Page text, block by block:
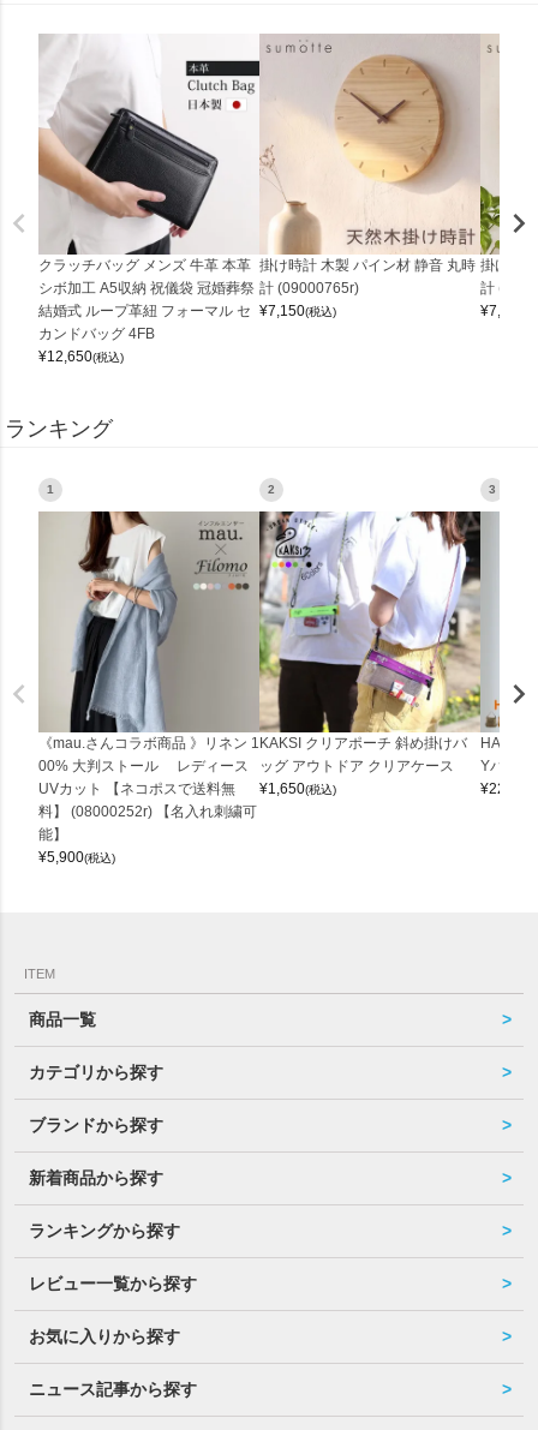
クラッチバッグ メンズ 牛革 本革
シボ加工 A5収納 祝儀袋 冠婚葬祭
結婚式 ループ革紐 フォーマル セ
カンドバッグ 4FB
¥12,650(税込)
掛け時計 木製 パイン材 静音 丸時
計 (09000765r)
¥7,150(税込)
掛け時
計
¥7,150
ランキング
1
《mau.さんコラボ商品 》リネン 1
00% 大判ストール レディース
UVカット 【ネコポスで送料無
料】 (08000252r) 【名入れ刺繍可
能】
¥5,900(税込)
2
KAKSI クリアポーチ 斜め掛けバ
ッグ アウトドア クリアケース
¥1,650(税込)
3
Yバッグ
¥22,000
ITEM
商品一覧
カテゴリから探す
ブランドから探す
新着商品から探す
ランキングから探す
レビュー一覧から探す
お気に入りから探す
ニュース記事から探す